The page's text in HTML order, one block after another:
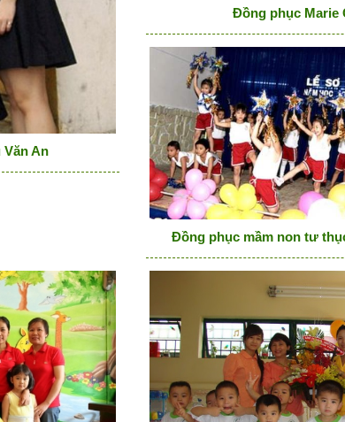
An
Đồng phục Marie
Đồng phục mầm non tư